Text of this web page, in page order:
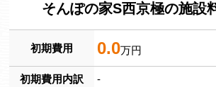
そんぽの家S西京極の施設
初期費用 0.0万円
初期費用内訳 -